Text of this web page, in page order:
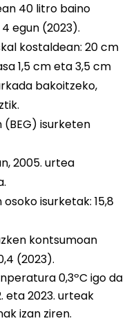
40 litro baino
egun (2023).
kostaldean: 20 cm
1,5 cm eta 3,5 cm
bakoitzeko,
isurketen
2005. urtea
isurketak: 15,8
kontsumoan
(2023).
0,3ºC igo da
eta 2023. urteak
izan ziren.